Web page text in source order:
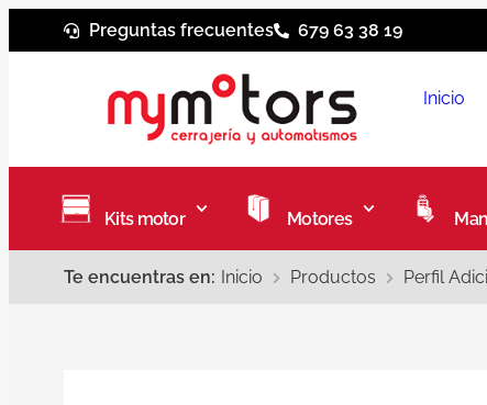
Preguntas frecuentes 679 63 38 19
Inicio
Kits motor Motores
Te encuentras en: Inicio Productos Perfil